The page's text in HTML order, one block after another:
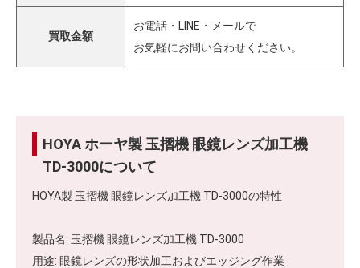
買取金額
お電話・LINE・メールで
お気軽にお問い合わせください。
HOYA ホーヤ製 玉摺機 眼鏡レンズ加工機
TD-3000について
HOYA製 玉摺機 眼鏡レンズ加工機 TD-3000の特性
製品名: 玉摺機 眼鏡レンズ加工機 TD-3000
用途: 眼鏡レンズの形状加工およびエッジング作業